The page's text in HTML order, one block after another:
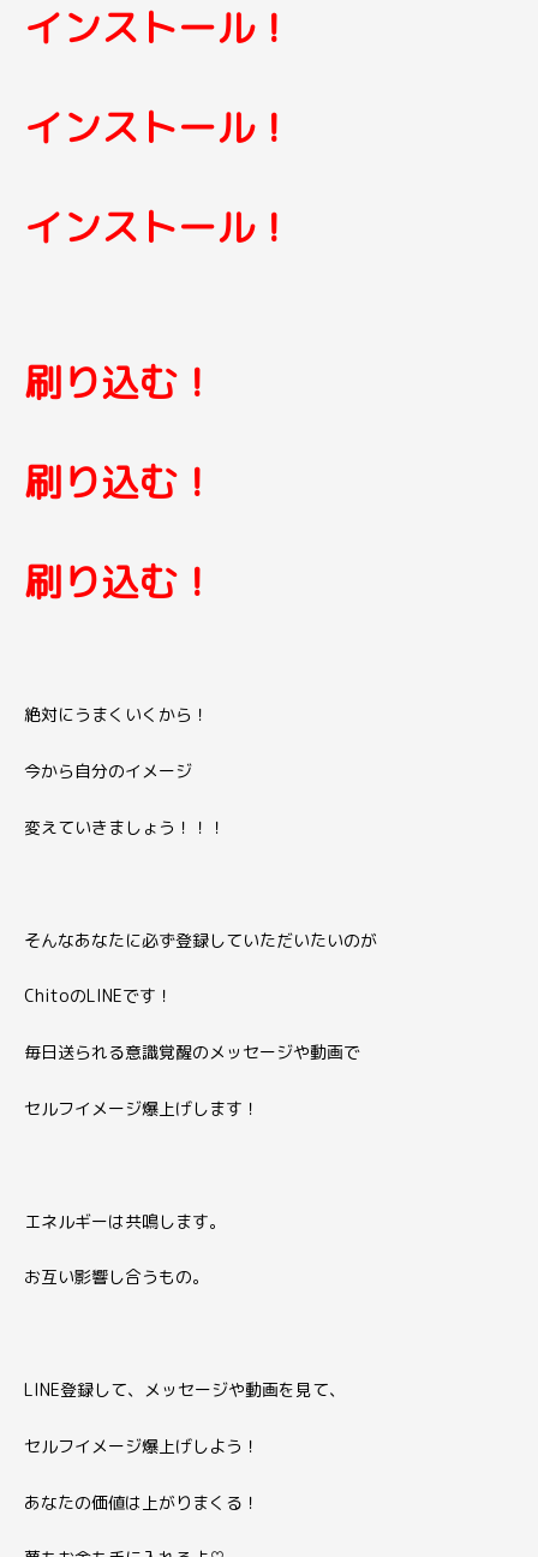
インストール！
インストール！
インストール！
刷り込む！
刷り込む！
刷り込む！
絶対にうまくいくから！
今から自分のイメージ
変えていきましょう！！！
そんなあなたに必ず登録していただいたいのが
ChitoのLINEです！
毎日送られる意識覚醒のメッセージや動画で
セルフイメージ爆上げします！
エネルギーは共鳴します。
お互い影響し合うもの。
LINE登録して、メッセージや動画を見て、
セルフイメージ爆上げしよう！
あなたの価値は上がりまくる！